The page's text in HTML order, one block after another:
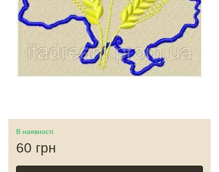
В наявності
60 грн